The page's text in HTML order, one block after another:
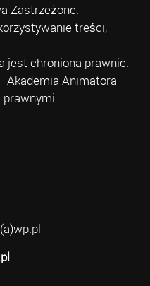
Zastrzeżone.
treści,
jest chroniona prawnie.
Akademia Animatora